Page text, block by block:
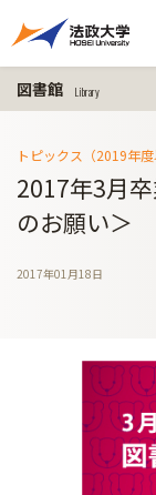
図書館 Library
トピックス（2019年度
2017年3月
のお願い＞
2017年01月18日